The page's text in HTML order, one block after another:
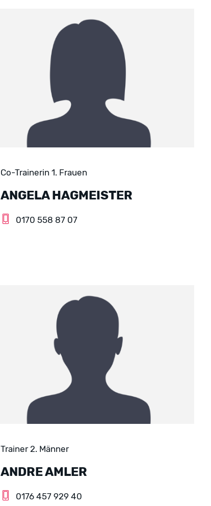
Co-Trainerin 1. Frauen
ANGELA HAGMEISTER
0170 558 87 07
Trainer 2. Männer
ANDRE AMLER
0176 457 929 40